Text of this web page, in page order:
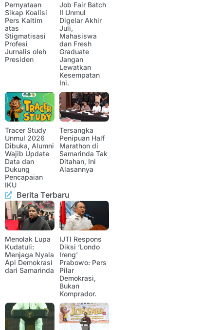
Pernyataan
Sikap Koalisi
Pers Kaltim
atas
Stigmatisasi
Profesi
Jurnalis oleh
Presiden
Job Fair Batch
II Unmul
Digelar Akhir
Juli,
Mahasiswa
dan Fresh
Graduate
Jangan
Lewatkan
Kesempatan
Ini.
Tracer Study
Unmul 2026
Dibuka, Alumni
Wajib Update
Data dan
Dukung
Pencapaian
IKU
Tersangka
Penipuan Half
Marathon di
Samarinda Tak
Ditahan, Ini
Alasannya
Berita Terbaru
Menolak Lupa
Kudatuli:
Menjaga Nyala
Api Demokrasi
dari Samarinda
IJTI Respons
Diksi ‘Londo
Ireng’
Prabowo: Pers
Pilar
Demokrasi,
Bukan
Komprador.